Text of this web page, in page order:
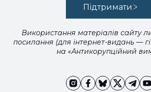
Підтримати
Використання матеріалів сайту
посилання (для інтернет-видань —
на «Антикорупційний